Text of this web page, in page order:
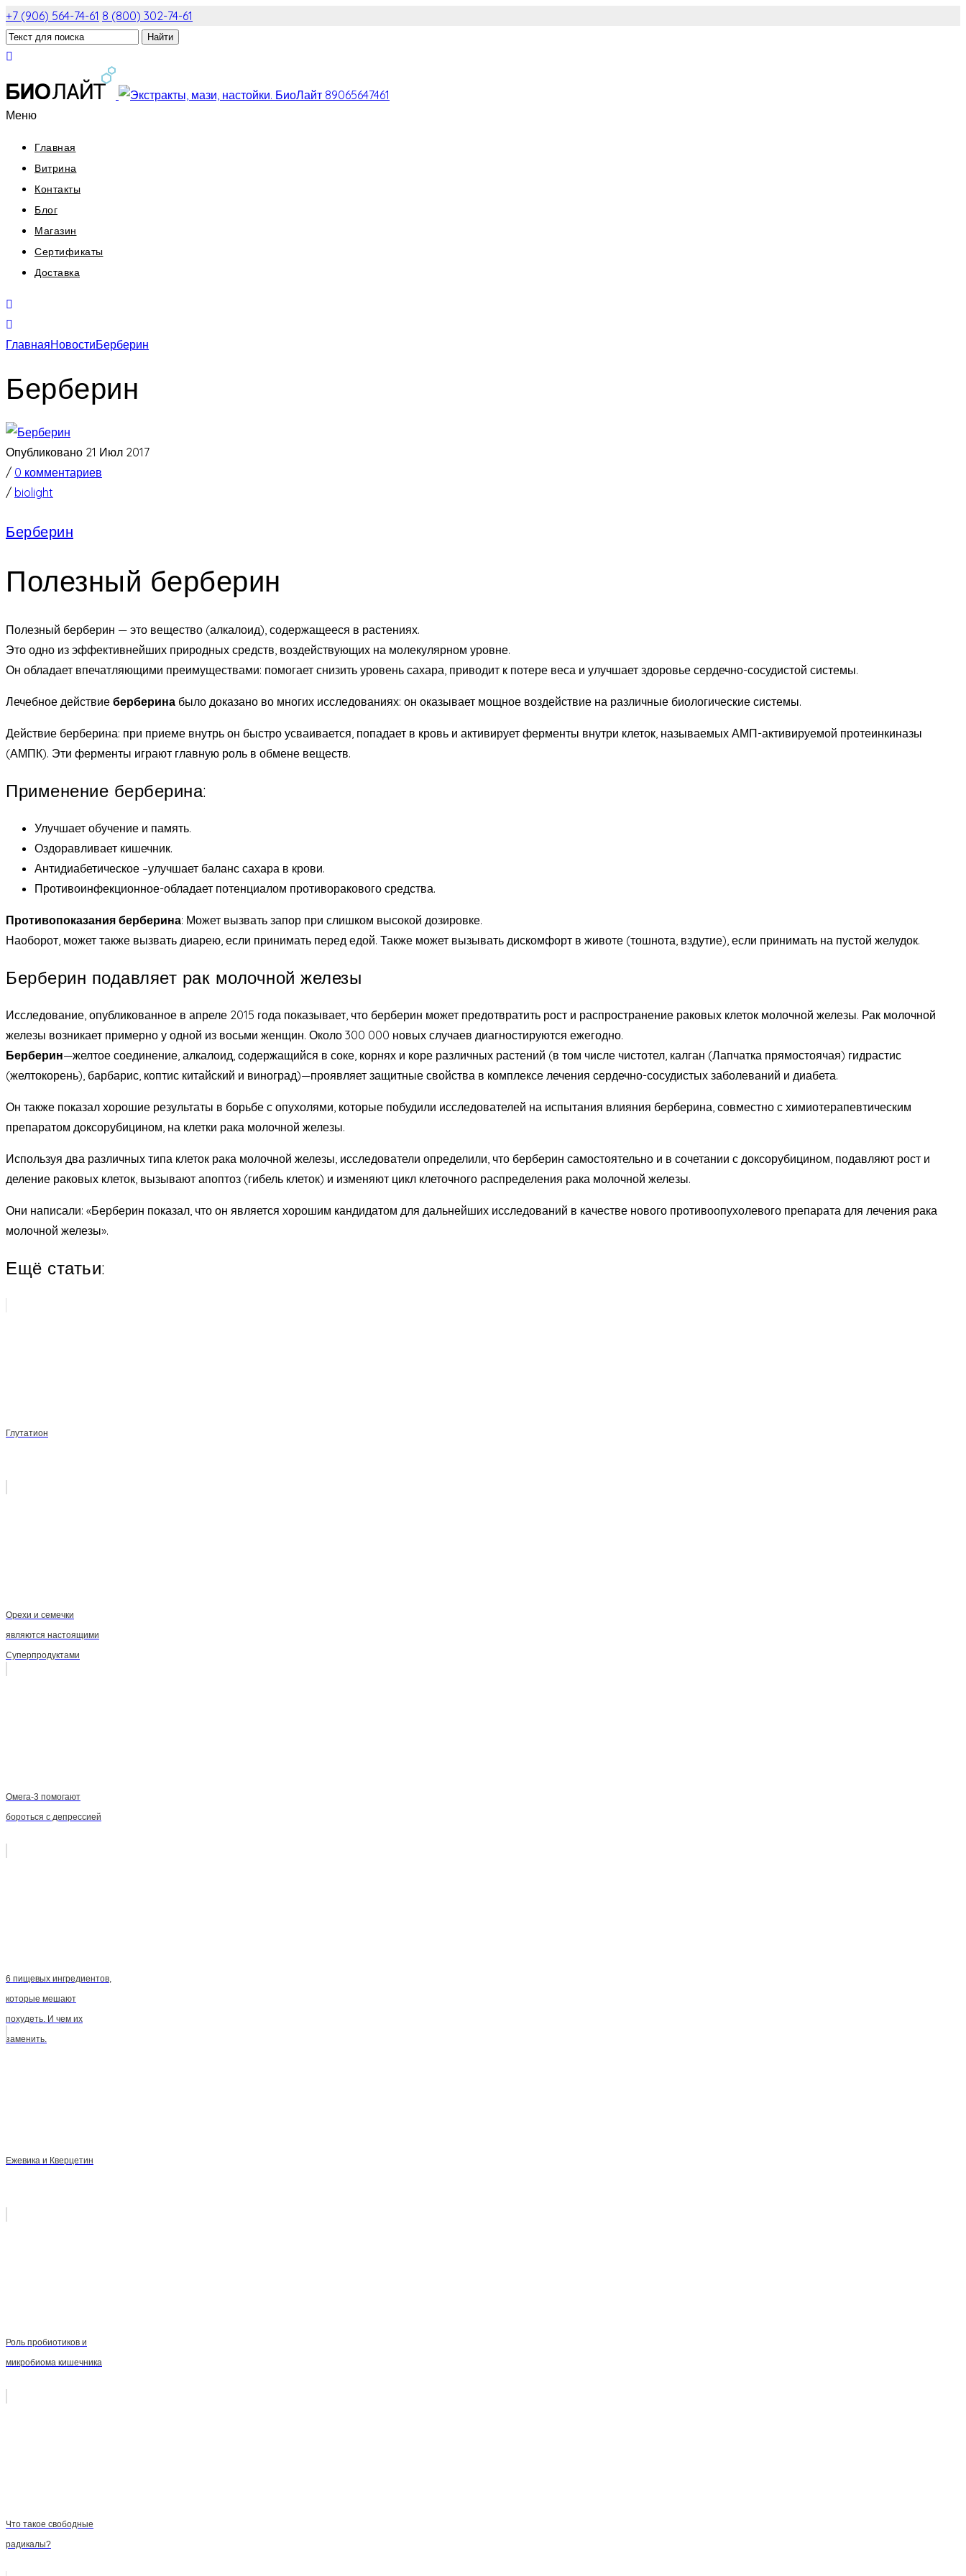
+7 (906) 564-74-61 8 (800) 302-74-61
Меню
Главная
Витрина
Контакты
Блог
Магазин
Сертификаты
Доставка
ГлавнаяНовостиБерберин
Берберин
Опубликовано 21 Июл 2017
/ 0 комментариев
/ biolight
Берберин
Полезный берберин
Полезный берберин — это вещество (алкалоид), содержащееся в растениях.
Это одно из эффективнейших природных средств, воздействующих на молекулярном уровне.
Он обладает впечатляющими преимуществами: помогает снизить уровень сахара, приводит к потере веса и улучшает здоровье сердечно-сосудистой системы.
Лечебное действие берберина было доказано во многих исследованиях: он оказывает мощное воздействие на различные биологические системы.
Действие берберина: при приеме внутрь он быстро усваивается, попадает в кровь и активирует ферменты внутри клеток, называемых АМП-активируемой протеинкиназы
(АМПК). Эти ферменты играют главную роль в обмене веществ.
Применение берберина:
Улучшает обучение и память.
Оздоравливает кишечник.
Антидиабетическое –улучшает баланс сахара в крови.
Противоинфекционное-обладает потенциалом противоракового средства.
Противопоказания берберина: Может вызвать запор при слишком высокой дозировке.
Наоборот, может также вызвать диарею, если принимать перед едой. Также может вызывать дискомфорт в животе (тошнота, вздутие), если принимать на пустой желудок.
Берберин подавляет рак молочной железы
Исследование, опубликованное в апреле 2015 года показывает, что берберин может предотвратить рост и распространение раковых клеток молочной железы. Рак молочной
железы возникает примерно у одной из восьми женщин. Около 300 000 новых случаев диагностируются ежегодно.
Берберин—желтое соединение, алкалоид, содержащийся в соке, корнях и коре различных растений (в том числе чистотел, калган (Лапчатка прямостоячая) гидрастис
(желтокорень), барбарис, коптис китайский и виноград)—проявляет защитные свойства в комплексе лечения сердечно-сосудистых заболеваний и диабета.
Он также показал хорошие результаты в борьбе с опухолями, которые побудили исследователей на испытания влияния берберина, совместно с химиотерапевтическим
препаратом доксорубицином, на клетки рака молочной железы.
Используя два различных типа клеток рака молочной железы, исследователи определили, что берберин самостоятельно и в сочетании с доксорубицином, подавляют рост и
деление раковых клеток, вызывают апоптоз (гибель клеток) и изменяют цикл клеточного распределения рака молочной железы.
Они написали: «Берберин показал, что он является хорошим кандидатом для дальнейших исследований в качестве нового противоопухолевого препарата для лечения рака
молочной железы».
Ещё статьи:
Глутатион
Орехи и семечки
являются настоящими
Суперпродуктами
Омега-3 помогают
бороться с депрессией
6 пищевых ингредиентов,
которые мешают
похудеть. И чем их
заменить.
Ежевика и Кверцетин
Роль пробиотиков и
микробиома кишечника
Что такое свободные
радикалы?